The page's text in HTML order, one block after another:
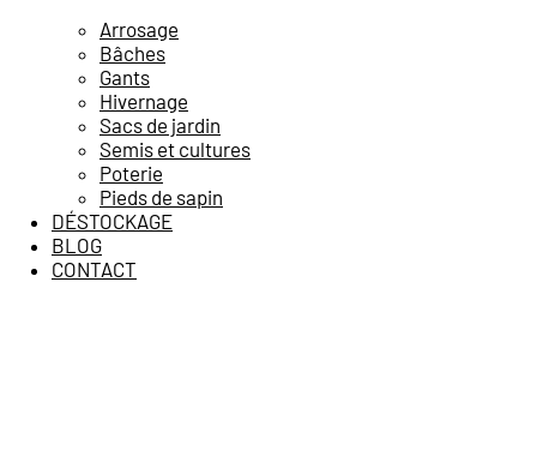
Arrosage
Bâches
Gants
Hivernage
Sacs de jardin
Semis et cultures
Poterie
Pieds de sapin
DÉSTOCKAGE
BLOG
CONTACT